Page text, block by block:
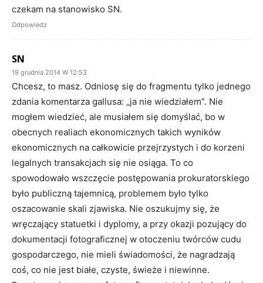
czekam na stanowisko SN.
Odpowiedz
SN
19 grudnia 2014 W 12:53
Chcesz, to masz. Odniosę się do fragmentu tylko jednego
zdania komentarza gallusa: „ja nie wiedziałem”. Nie
mogłem wiedzieć, ale musiałem się domyślać, bo w
obecnych realiach ekonomicznych takich wyników
ekonomicznych na całkowicie przejrzystych i do korzeni
legalnych transakcjach się nie osiąga. To co
spowodowało wszczęcie postępowania prokuratorskiego
było publiczną tajemnicą, problemem było tylko
oszacowanie skali zjawiska. Nie oszukujmy się, że
wręczający statuetki i dyplomy, a przy okazji pozujący do
dokumentacji fotograficznej w otoczeniu twórców cudu
gospodarczego, nie mieli świadomości, że nagradzają
coś, co nie jest białe, czyste, świeże i niewinne.